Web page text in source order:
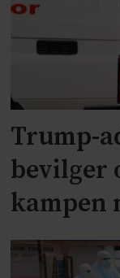
Trump-
bevilger
kampen